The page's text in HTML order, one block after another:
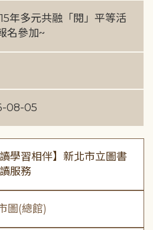
年多元共融「閱」平等活
名參加~
08-05
讀學習相伴】新北市立圖書
服務
圖(總館)